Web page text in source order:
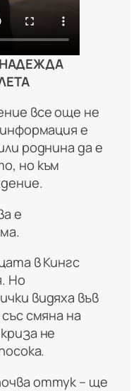
все още не
е
роднина да е
но към
е
в Кингс
Но
видяха във
смяна на
не
оттук – ще